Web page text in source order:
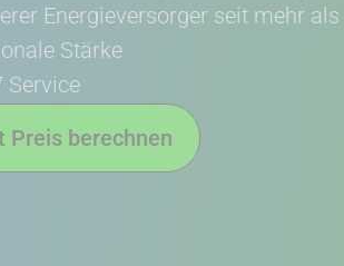
Energieversorger seit mehr
Stärke
Service
Preis berechnen